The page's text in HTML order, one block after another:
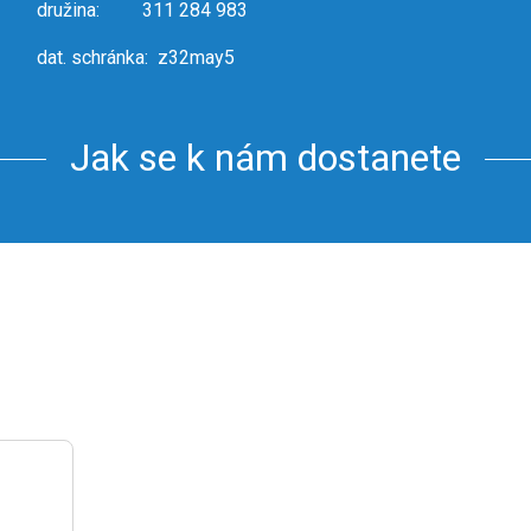
družina: 311 284 983
dat. schránka: z32may5
Jak se k nám dostanete